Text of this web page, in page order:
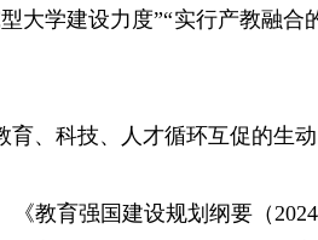
大学建设力度”“实行产教融
育、科技、人才循环互促的生
《教育强国建设规划纲要（